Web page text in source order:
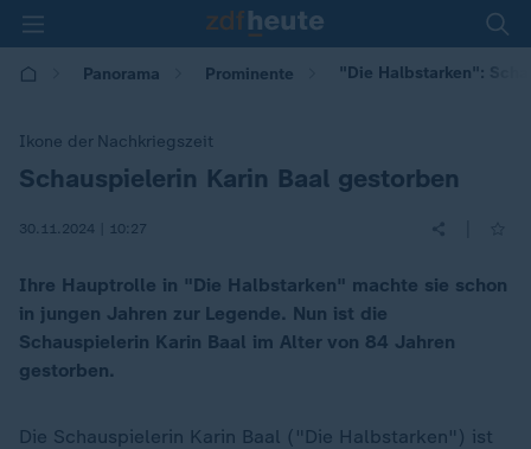
Panorama Prominente "Die Halbstarken":
Ikone der Nachkriegszeit
:
Schauspielerin Karin Baal gestorben
30.11.2024 | 10:27
Ihre Hauptrolle in "Die Halbstarken" machte sie schon
in jungen Jahren zur Legende. Nun ist die
Schauspielerin Karin Baal im Alter von 84 Jahren
gestorben.
Die Schauspielerin Karin Baal ("Die Halbstarken") ist